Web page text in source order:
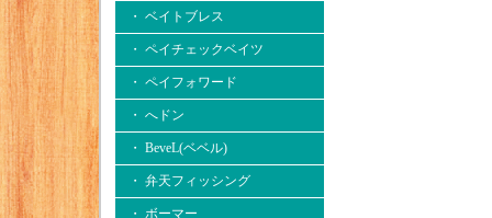
・ ベイトブレス
・ ペイチェックベイツ
・ ペイフォワード
・ へドン
・ BeveL(ベベル)
・ 弁天フィッシング
・ ボーマー